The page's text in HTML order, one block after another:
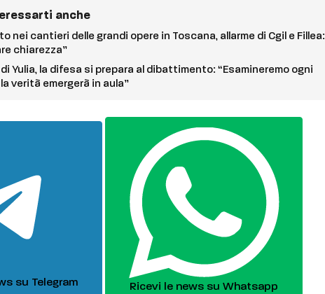
anche
nei cantieri delle grandi opere in Toscana, allarme di Cgil e Fillea:
chiarezza”
Yulia, la difesa si prepara al dibattimento: “Esamineremo ogni
verità emergerà in aula”
su Telegram Ricevi le news su Whatsapp